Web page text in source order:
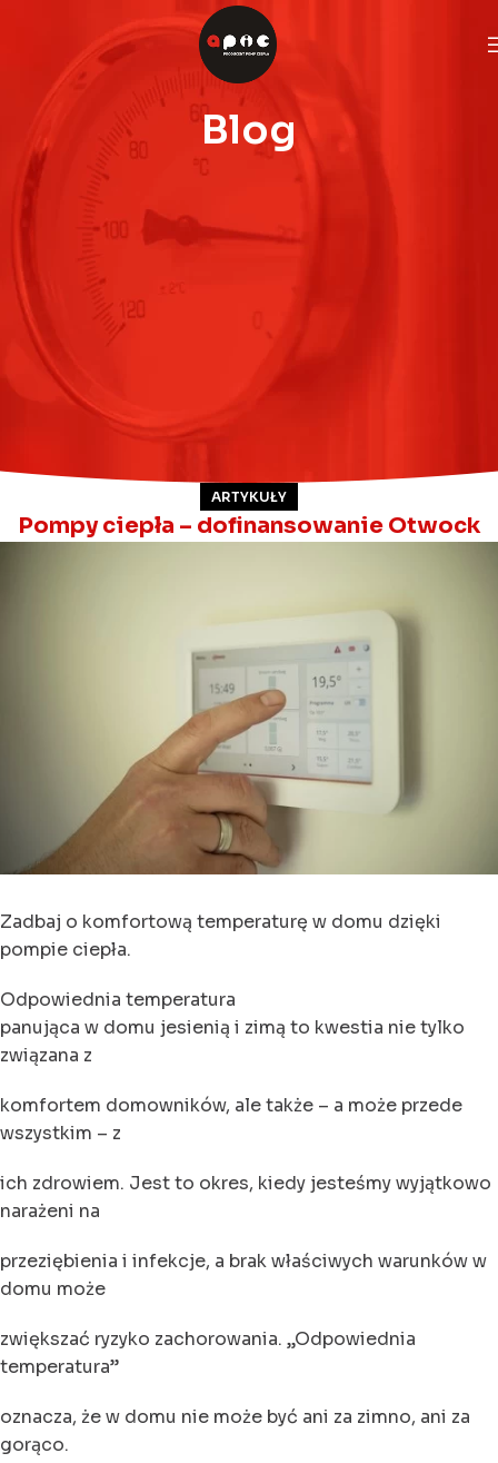
Blog
ARTYKUŁY
Pompy ciepła – dofinansowanie Otwock
Zadbaj o komfortową temperaturę w domu dzięki
pompie ciepła.
Odpowiednia temperatura
panująca w domu jesienią i zimą to kwestia nie tylko
związana z
komfortem domowników, ale także – a może przede
wszystkim – z
ich zdrowiem. Jest to okres, kiedy jesteśmy wyjątkowo
narażeni na
przeziębienia i infekcje, a brak właściwych warunków w
domu może
zwiększać ryzyko zachorowania. „Odpowiednia
temperatura”
oznacza, że w domu nie może być ani za zimno, ani za
gorąco.